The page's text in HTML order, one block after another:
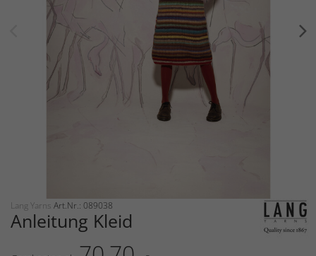
Lang Yarns Art.Nr.: 089038
Anleitung Kleid